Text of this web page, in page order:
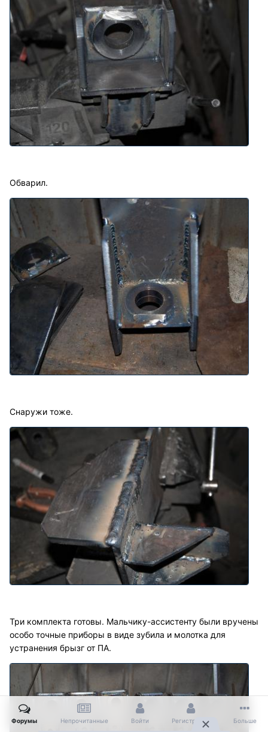
Обварил.
Снаружи тоже.
Три комплекта готовы. Мальчику-ассистенту были вручены
особо точные приборы в виде зубила и молотка для
устранения брызг от ПА.
Форумы Непрочитанные Войти Регистрация Больше